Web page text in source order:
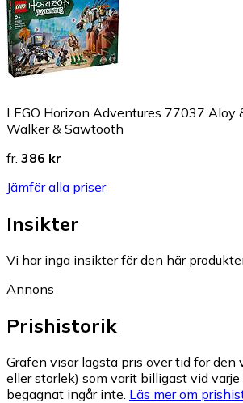
LEGO Horizon Adventures 77037 Aloy
Walker & Sawtooth
fr. 386 kr
Jämför alla priser
Insikter
Vi har inga insikter för den här
Annons
Prishistorik
Grafen visar lägsta pris över tid för den
eller storlek) som varit billigast vid
begagnat ingår inte. Läs mer om